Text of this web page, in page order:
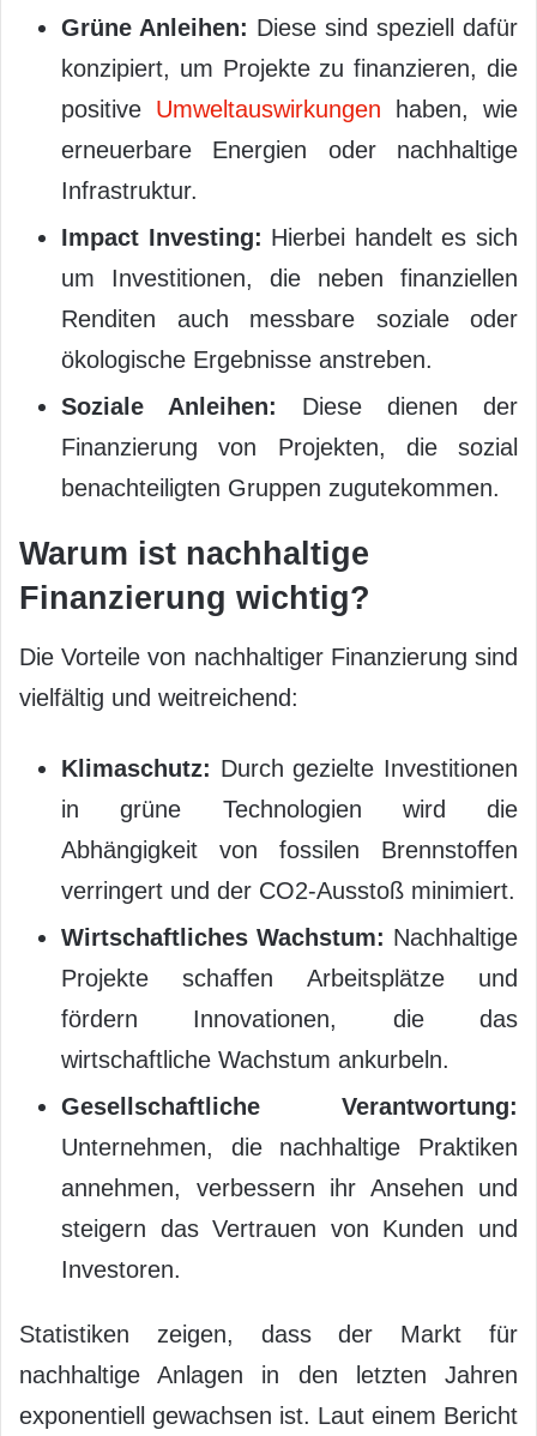
Grüne Anleihen: Diese sind speziell dafür
konzipiert, um Projekte zu finanzieren, die
positive Umweltauswirkungen haben, wie
erneuerbare Energien oder nachhaltige
Infrastruktur.
Impact Investing: Hierbei handelt es sich
um Investitionen, die neben finanziellen
Renditen auch messbare soziale oder
ökologische Ergebnisse anstreben.
Soziale Anleihen: Diese dienen der
Finanzierung von Projekten, die sozial
benachteiligten Gruppen zugutekommen.
Warum ist nachhaltige
Finanzierung wichtig?
Die Vorteile von nachhaltiger Finanzierung sind
vielfältig und weitreichend:
Klimaschutz: Durch gezielte Investitionen
in grüne Technologien wird die
Abhängigkeit von fossilen Brennstoffen
verringert und der CO2-Ausstoß minimiert.
Wirtschaftliches Wachstum: Nachhaltige
Projekte schaffen Arbeitsplätze und
fördern Innovationen, die das
wirtschaftliche Wachstum ankurbeln.
Gesellschaftliche Verantwortung:
Unternehmen, die nachhaltige Praktiken
annehmen, verbessern ihr Ansehen und
steigern das Vertrauen von Kunden und
Investoren.
Statistiken zeigen, dass der Markt für
nachhaltige Anlagen in den letzten Jahren
exponentiell gewachsen ist. Laut einem Bericht